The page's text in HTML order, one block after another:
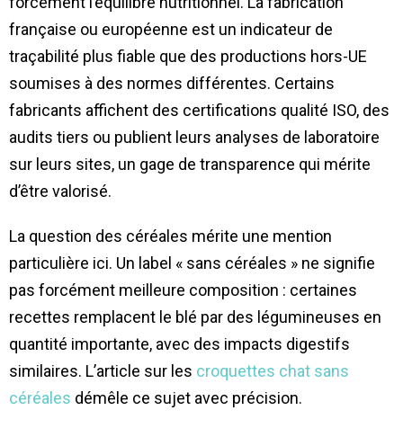
française ou européenne est un indicateur de
traçabilité plus fiable que des productions hors-UE
soumises à des normes différentes. Certains
fabricants affichent des certifications qualité ISO, des
audits tiers ou publient leurs analyses de laboratoire
sur leurs sites, un gage de transparence qui mérite
d’être valorisé.
La question des céréales mérite une mention
particulière ici. Un label « sans céréales » ne signifie
pas forcément meilleure composition : certaines
recettes remplacent le blé par des légumineuses en
quantité importante, avec des impacts digestifs
similaires. L’article sur les croquettes chat sans
céréales démêle ce sujet avec précision.